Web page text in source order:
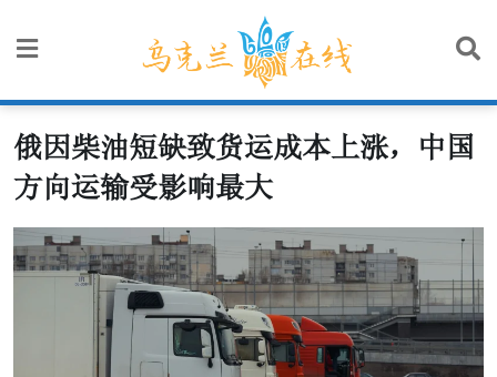
俄因柴油短缺致货运成本上涨，中国
方向运输受影响最大